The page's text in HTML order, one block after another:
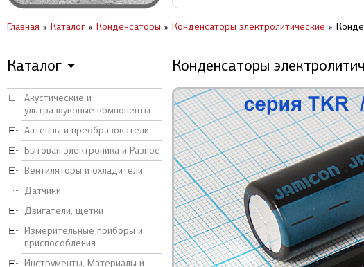
Каталог ▼
Акустические и
ультразвуковые компоненты
Антенны и преобразователи
Бытовая электроника и Разное
Вентиляторы и охладители
Датчики
Двигатели, щетки
Измерительные приборы и
приспособления
Инструменты, Материалы и
Конденсаторы
Главная Каталог Конденсаторы Конденсаторы электролитические